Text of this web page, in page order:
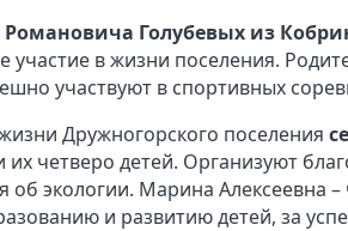
Голубевых из
участие в жизни поселения.
участвуют в спортивных
Дружногорского поселения
их четверо детей. Организуют
экологии. Марина Алексеевна –
и развитию детей, за